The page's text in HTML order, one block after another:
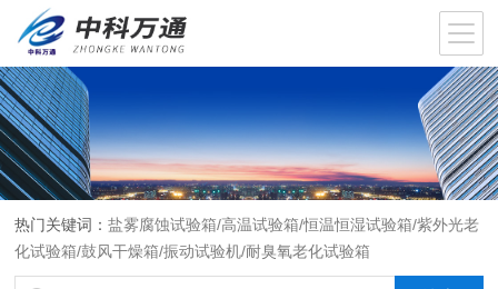
热门关键词：盐雾腐蚀试验箱/高温试验箱/恒温恒湿试验箱/紫外光老
化试验箱/鼓风干燥箱/振动试验机/耐臭氧老化试验箱